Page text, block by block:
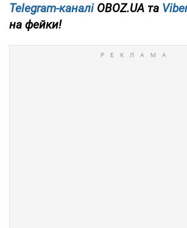
Telegram-каналіOBOZ.UA та Viber
на фейки!